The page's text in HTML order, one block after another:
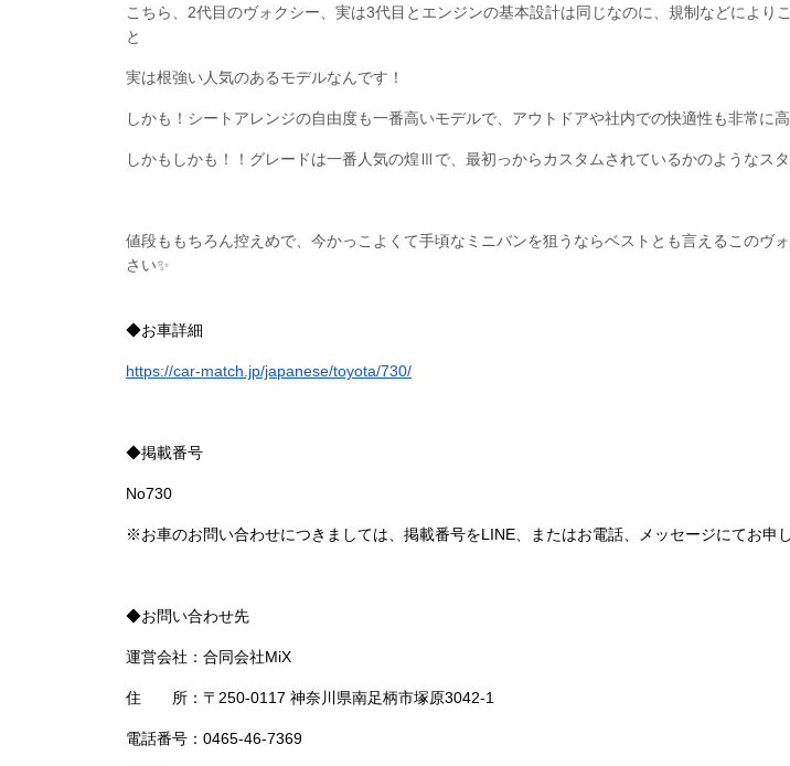
こちら、2代目のヴォクシー、実は3代目とエンジンの基本設計は同じなのに、規制などにより
と
実は根強い人気のあるモデルなんです！
しかも！シートアレンジの自由度も一番高いモデルで、アウトドアや社内での快適性も非常に
しかもしかも！！グレードは一番人気の煌Ⅲで、最初っからカスタムされているかのようなスタ
値段ももちろん控えめで、今かっこよくて手頃なミニバンを狙うならベストとも言えるこのヴ
さい✨
◆お車詳細
https://car-match.jp/japanese/toyota/730/
◆掲載番号
No730
※お車のお問い合わせにつきましては、掲載番号をLINE、またはお電話、メッセージにてお申
◆お問い合わせ先
運営会社：合同会社MiX
住 所：〒250-0117 神奈川県南足柄市塚原3042-1
電話番号：0465-46-7369